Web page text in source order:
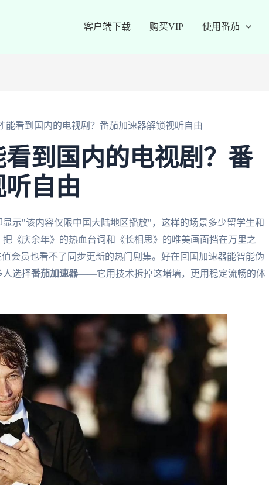
客户端下载 购买VIP 使用番茄
能看到国内的电视剧？番茄加速器解锁视听自由
到国内的电视剧？番
自由
示"该内容仅限中国大陆地区播放"，这样的场景多少留学生和
《庆余年》的热血台词和《长相思》的唯美画面挡在万里之
会员也看不了同步更新的热门剧集。好在回国加速器能智能伪
人选择番茄加速器——它用技术拆掉这堵墙，更用稳定流畅的体